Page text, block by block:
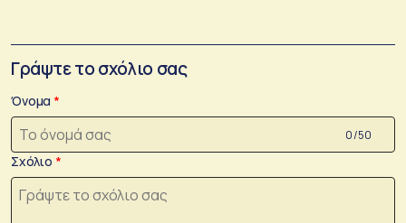
Γράψτε το σχόλιο σας
Όνομα
0 /50
Σχόλιο